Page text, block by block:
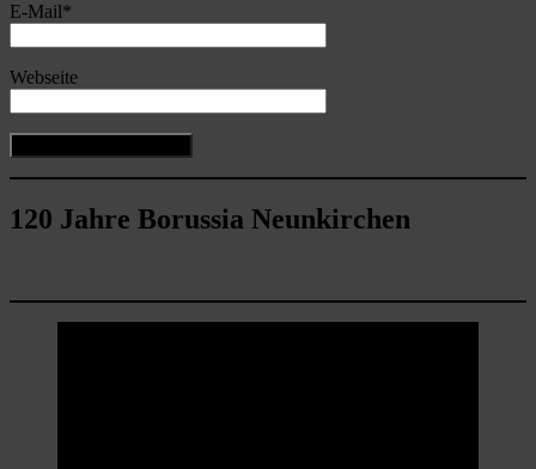
E-Mail*
Webseite
120 Jahre Borussia Neunkirchen